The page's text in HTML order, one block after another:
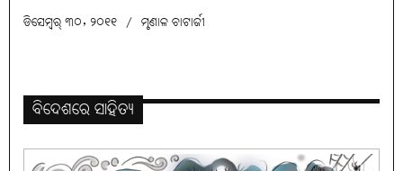
ଡିସେମ୍ବର୍ ୩୦, ୨୦୧୧ / ମୃଣାଳ ଚାଟାର୍ଜୀ
ବିଦେଶରେ ସାହିତ୍ୟ